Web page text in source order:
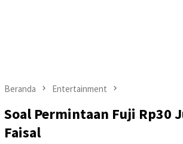
Beranda Entertainment
Soal Permintaan Fuji Rp30
Faisal